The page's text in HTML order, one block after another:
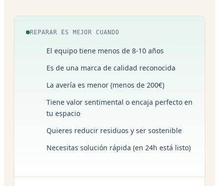
REPARAR ES MEJOR CUANDO
El equipo tiene menos de 8-10 años
Es de una marca de calidad reconocida
La avería es menor (menos de 200€)
Tiene valor sentimental o encaja perfecto en
tu espacio
Quieres reducir residuos y ser sostenible
Necesitas solución rápida (en 24h está listo)